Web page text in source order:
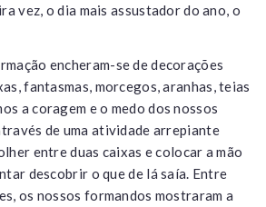
vez, o dia mais assustador do ano, o
encheram-se de decorações
fantasmas, morcegos, aranhas, teias
a coragem e o medo dos nossos
de uma atividade arrepiante
entre duas caixas e colocar a mão
descobrir o que de lá saía. Entre
os nossos formandos mostraram a